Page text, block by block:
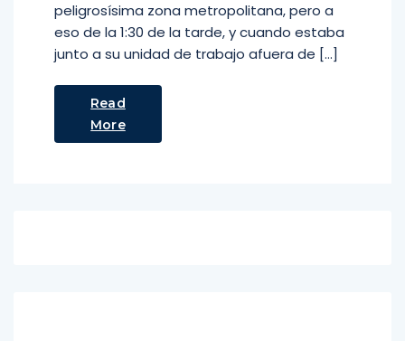
peligrosísima zona metropolitana, pero a
eso de la 1:30 de la tarde, y cuando estaba
junto a su unidad de trabajo afuera de […]
Read
More